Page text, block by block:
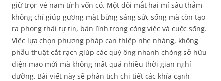
giữ trọn vẻ nam tính vốn có. Một đôi mắt hai mí sâu thẳm
không chỉ giúp gương mặt bừng sáng sức sống mà còn tạo
ra phong thái tự tin, bản lĩnh trong công việc và cuộc sống.
Việc lựa chọn phương pháp can thiệp nhẹ nhàng, không
phẫu thuật cắt rạch giúp các quý ông nhanh chóng sở hữu
diện mạo mới mà không mất quá nhiều thời gian nghỉ
dưỡng. Bài viết này sẽ phân tích chi tiết các khía cạnh